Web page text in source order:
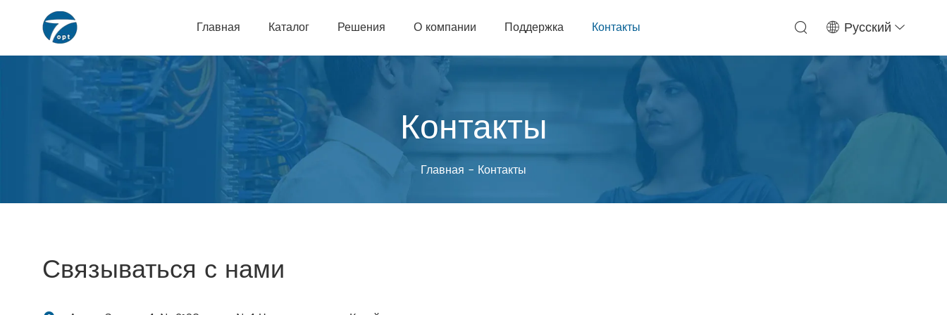
Главная Каталог Решения О компании Поддержка Контакты Русский
Контакты
Главная - Контакты
Связываться с нами